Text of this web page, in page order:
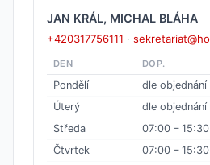
JAN KRÁL, MICHAL BLÁHA
+420317756111 ·
DEN DOP.
Pondělí
dle objednání
Úterý
dle objednání
Středa
07:00 – 15:30
Čtvrtek
07:00 – 15:30